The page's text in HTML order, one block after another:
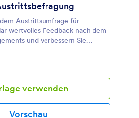
Austrittsumfrage für
wertvolles Feedback nach dem
und verbessern Sie
und Kommunikation in Vereinen
mit Jotform.
verwenden
Vorschau